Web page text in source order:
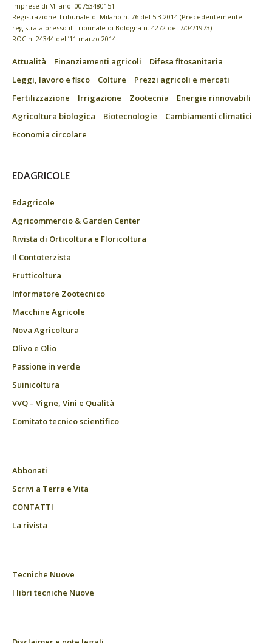
imprese di Milano: 00753480151
Registrazione Tribunale di Milano n. 76 del 5.3.2014 (Precedentemente
registrata presso il Tribunale di Bologna n. 4272 del 7/04/1973)
ROC n. 24344 dell’11 marzo 2014
Attualità Finanziamenti agricoli
Difesa fitosanitaria
Leggi, lavoro e fisco
Colture
Prezzi agricoli e mercati
Fertilizzazione
Irrigazione Zootecnia
Energie rinnovabili
Agricoltura biologica
Biotecnologie
Cambiamenti climatici
Economia circolare
EDAGRICOLE
Edagricole
Agricommercio & Garden Center
Rivista di Orticoltura e Floricoltura
Il Contoterzista
Frutticoltura
Informatore Zootecnico
Macchine Agricole
Nova Agricoltura
Olivo e Olio
Passione in verde
Suinicoltura
VVQ – Vigne, Vini e Qualità
Comitato tecnico scientifico
Abbonati
Scrivi a Terra e Vita
CONTATTI
La rivista
Tecniche Nuove
I libri tecniche Nuove